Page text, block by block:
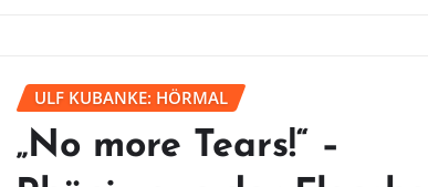
ULF KUBANKE: HÖRMAL
„No more Tears!“ –